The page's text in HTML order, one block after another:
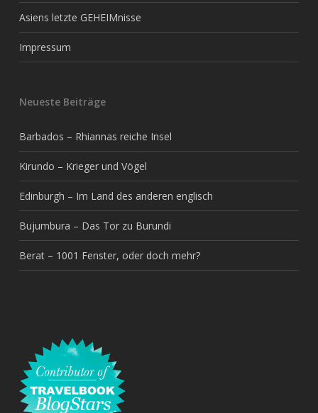
Asiens letzte GEHEIMnisse
Impressum
Neueste Beiträge
Barbados – Rhiannas reiche Insel
Kirundo – Krieger und Vögel
Edinburgh – Im Land des anderen englisch
Bujumbura – Das Tor zu Burundi
Berat – 1001 Fenster, oder doch mehr?